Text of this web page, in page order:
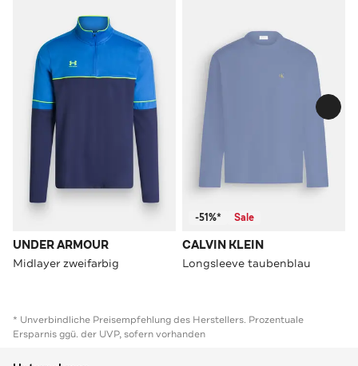
UNDER ARMOUR
Midlayer zweifarbig
-51%* Sale
CALVIN KLEIN
Longsleeve taubenblau
* Unverbindliche Preisempfehlung des Herstellers. Prozentuale
Ersparnis ggü. der UVP, sofern vorhanden